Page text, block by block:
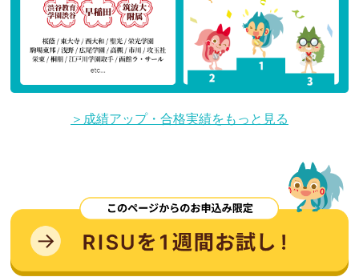
＞成績アップ・合格実績をもっと見る